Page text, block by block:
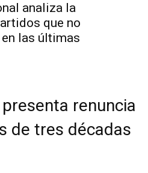
analiza la
que no
las últimas
renuncia
de tres décadas